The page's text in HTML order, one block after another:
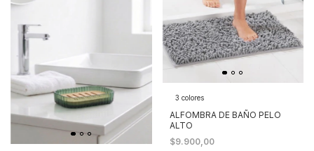
3 colores
ALFOMBRA DE BAÑO PELO
ALTO
$9.900,00